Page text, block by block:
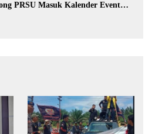
PRSU Masuk Kalender Event